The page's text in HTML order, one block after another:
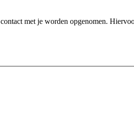
met je worden opgenomen.